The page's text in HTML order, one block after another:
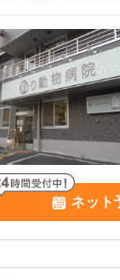
ネット